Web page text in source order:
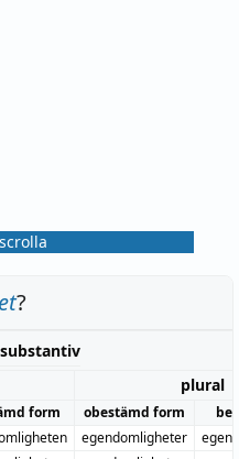
?
substantiv
plural
form obestämd form
egendomligheter